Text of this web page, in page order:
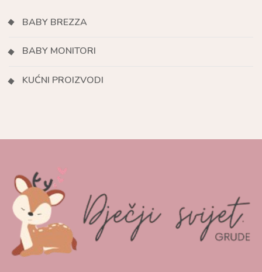
BABY BREZZA
BABY MONITORI
KUĆNI PROIZVODI